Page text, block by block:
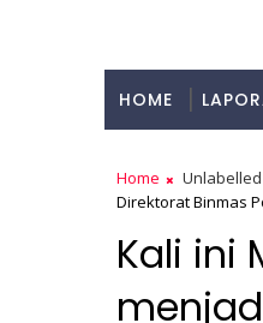
HOME
Home Unlabelled
Direktorat Binmas
Kali ini